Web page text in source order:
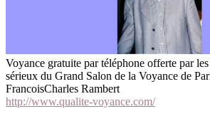
Voyance gratuite par téléphone offerte par
sérieux du Grand Salon de la Voyance de
FrancoisCharles Rambert
http://www.qualite-voyance.com/